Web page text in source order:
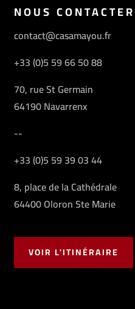
NOUS CONTACTER
contact@casamayou.fr
+33 (0)5 59 66 50 88
70, rue St Germain
64190 Navarrenx
--
+33 (0)5 59 39 03 44
8, place de la Cathédrale
64400 Oloron Ste Marie
VOIR L'ITINÉRAIRE